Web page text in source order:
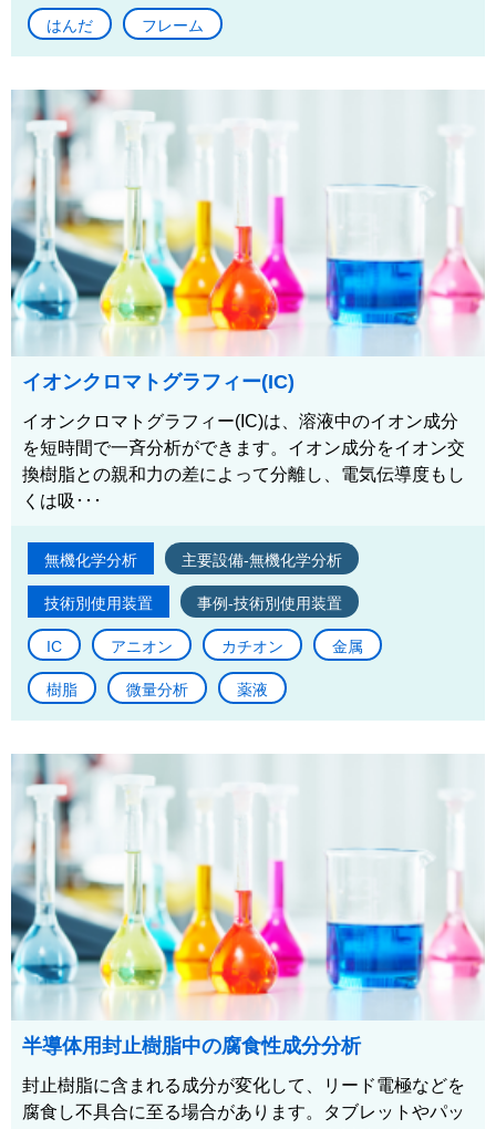
はんだ フレーム
イオンクロマトグラフィー(IC)
イオンクロマトグラフィー(IC)は、溶液中のイオン成分
を短時間で一斉分析ができます。イオン成分をイオン交
換樹脂との親和力の差によって分離し、電気伝導度もし
くは吸･･･
無機化学分析 主要設備-無機化学分析
技術別使用装置 事例-技術別使用装置
IC アニオン カチオン 金属
樹脂 微量分析 薬液
半導体用封止樹脂中の腐食性成分分析
封止樹脂に含まれる成分が変化して、リード電極などを
腐食し不具合に至る場合があります。タブレットやパッ